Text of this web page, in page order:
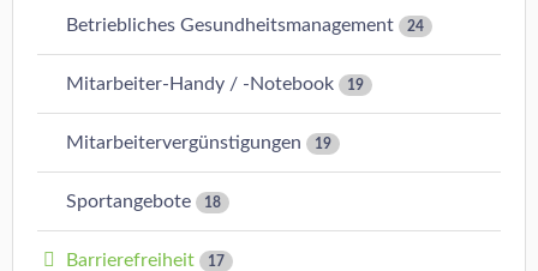
Betriebliches Gesundheitsmanagement 24
Mitarbeiter-Handy / -Notebook 19
Mitarbeitervergünstigungen 19
Sportangebote 18
Barrierefreiheit 17